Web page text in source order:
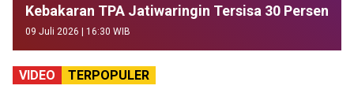
Kebakaran TPA Jatiwaringin Tersisa 30 Persen
09 Juli 2026 | 16:30 WIB
VIDEO TERPOPULER